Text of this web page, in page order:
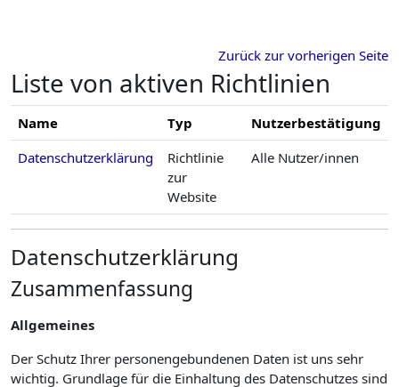
Zurück zur vorherigen Seite
Liste von aktiven Richtlinien
Name Typ
Nutzerbestätigung
Datenschutzerklärung
Richtlinie
zur
Website
Alle Nutzer/innen
Datenschutzerklärung
Zusammenfassung
Allgemeines
Der Schutz Ihrer personengebundenen Daten ist uns sehr
wichtig. Grundlage für die Einhaltung des Datenschutzes sind